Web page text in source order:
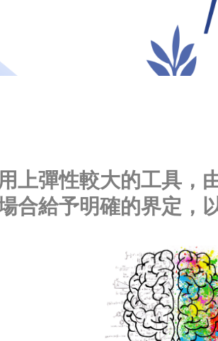
上彈性較大的工具，
合給予明確的界定，